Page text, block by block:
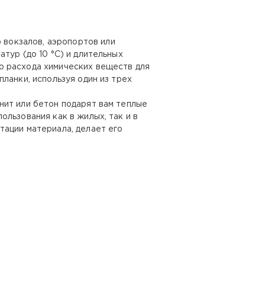
аэропортов или
(до 10 °С) и длительных
расхода химических веществ для
используя один из трех
или бетон подарят вам теплые
как в жилых, так и в
материала, делает его